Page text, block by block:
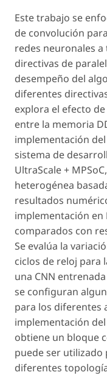
Este trabajo se
de convolución
redes neuronales
directivas de
desempeño del
diferentes
explora el efecto
entre la memoria
implementación
sistema de
UltraScale +
heterogénea
resultados
implementación en
comparados con
Se evalúa la
ciclos de reloj para
una CNN
se configuran
para los diferentes
implementación
obtiene un bloque
puede ser utilizado
diferentes